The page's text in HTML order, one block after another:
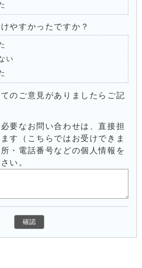
やすかったですか？
い
のご意見がありましたらご記
必要なお問い合わせは、直接担
す（こちらではお受けできま
・電話番号などの個人情報を
い。